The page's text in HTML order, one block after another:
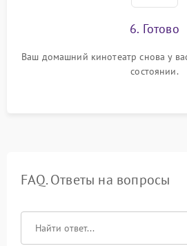
6. Готово
Ваш домашний кинотеатр снова у
состоянии.
FAQ. Ответы на вопросы